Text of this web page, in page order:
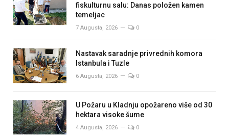
fiskulturnu salu: Danas položen kamen
temeljac
7 Augusta, 2026 0
Nastavak saradnje privrednih komora
Istanbula i Tuzle
6 Augusta, 2026 0
U Požaru u Kladnju opožareno više od 30
hektara visoke šume
4 Augusta, 2026 0